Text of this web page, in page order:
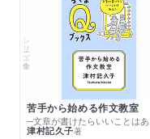
シリーズ・全集
苦手から始める作文教室
─文章が書けたらいいことはあ
津村記久子著